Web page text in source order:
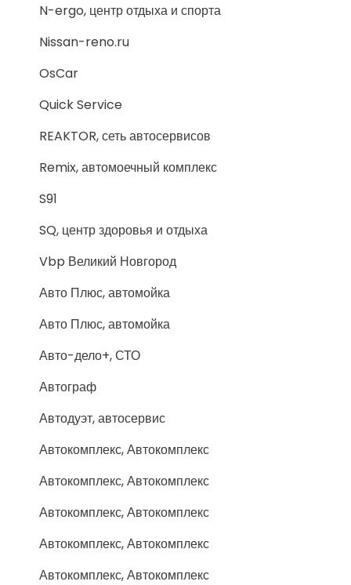
N-ergo, центр отдыха и спорта
Nissan-reno.ru
OsCar
Quick Service
REAKTOR, сеть автосервисов
Remix, автомоечный комплекс
S91
SQ, центр здоровья и отдыха
Vbp Великий Новгород
Авто Плюс, автомойка
Авто Плюс, автомойка
Авто-дело+, СТО
Автограф
Автодуэт, автосервис
Автокомплекс, Автокомплекс
Автокомплекс, Автокомплекс
Автокомплекс, Автокомплекс
Автокомплекс, Автокомплекс
Автокомплекс, Автокомплекс